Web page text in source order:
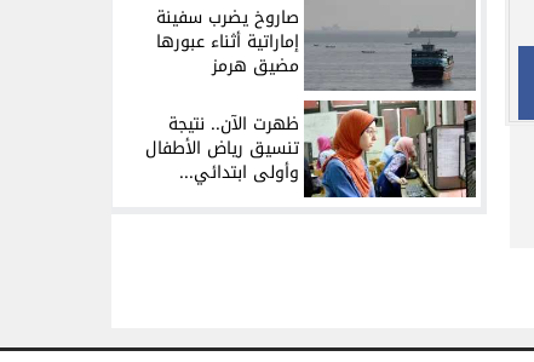
صاروخ يضرب سفينة
إماراتية أثناء عبورها
مضيق هرمز
ظهرت الآن.. نتيجة
تنسيق رياض الأطفال
وأولى ابتدائي...